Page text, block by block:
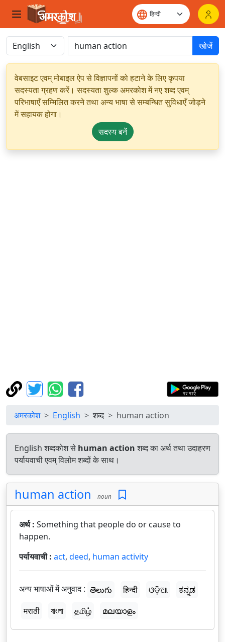
खोजें
वेबसाइट एवम् मोबाइल ऐप से विज्ञापनों को हटाने के लिए कृपया
सदस्यता ग्रहण करें। सदस्यता शुल्क अमरकोश में नए शब्द एवम्
परिभाषाएँ सम्मिलित करने तथा अन्य भाषा से सम्बन्धित सुविधाएँ जोड़ने
में सहायक होगा।
सदस्य बनें
अमरकोश English शब्द human action
English शब्दकोश से human actionशब्द का अर्थ तथा उदाहरण
पर्यायवाची एवम् विलोम शब्दों के साथ।
human action noun
अर्थ : Something that people do or cause to
happen.
पर्यायवाची : act, deed, human activity
अन्य भाषाओं में अनुवाद : తెలుగు हिन्दी ଓଡ଼ିଆ
ಕನ್ನಡ
मराठी
বাংলা தமிழ் മലയാളം